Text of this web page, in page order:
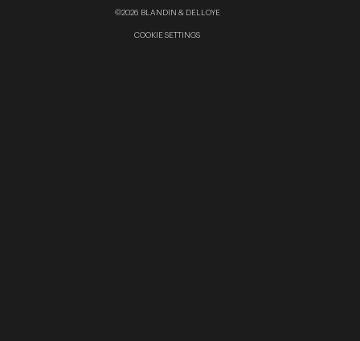
©2026 BLANDIN & DELLOYE
COOKIE SETTINGS